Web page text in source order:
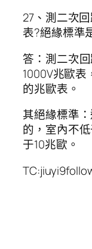
27、測二次
表?絕緣標準
答：測二次
1000V兆歐
的兆歐表。
其絕緣標準
的，室內不
于10兆歐。